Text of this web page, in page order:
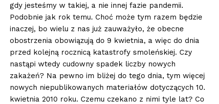
gdy jesteśmy w takiej, a nie innej fazie pandemii.
Podobnie jak rok temu. Choć może tym razem będzie
inaczej, bo wielu z nas już zauważyło, że obecne
obostrzenia obowiązują do 9 kwietnia, a więc do dnia
przed kolejną rocznicą katastrofy smoleńskiej. Czy
nastąpi wtedy cudowny spadek liczby nowych
zakażeń? Na pewno im bliżej do tego dnia, tym więcej
nowych niepublikowanych materiałów dotyczących 10.
kwietnia 2010 roku. Czemu czekano z nimi tyle lat? Co